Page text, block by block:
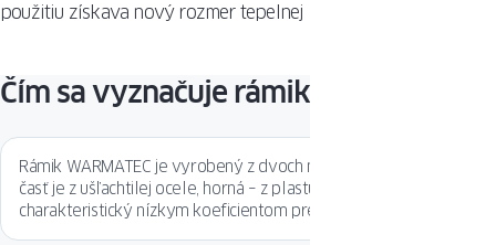
použitiu získava nový rozmer tepelnej izolácie a krásy.
Čím sa vyznačuje rámik WARMATEC?
Rámik WARMATEC je vyrobený z dvoch materiálov: spodná
časť je z ušľachtilej ocele, horná – z plastu, ktorý je
charakteristický nízkym koeficientom prestupu tepla.